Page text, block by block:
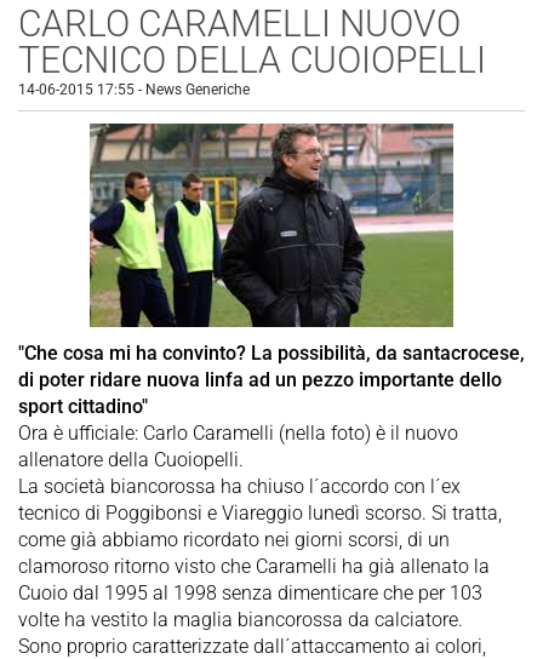
CARLO CARAMELLI NUOVO
TECNICO DELLA CUOIOPELLI
14-06-2015 17:55 - News Generiche
"Che cosa mi ha convinto? La possibilità, da santacrocese,
di poter ridare nuova linfa ad un pezzo importante dello
sport cittadino"
Ora è ufficiale: Carlo Caramelli (nella foto) è il nuovo
allenatore della Cuoiopelli.
La società biancorossa ha chiuso l´accordo con l´ex
tecnico di Poggibonsi e Viareggio lunedì scorso. Si tratta,
come già abbiamo ricordato nei giorni scorsi, di un
clamoroso ritorno visto che Caramelli ha già allenato la
Cuoio dal 1995 al 1998 senza dimenticare che per 103
volte ha vestito la maglia biancorossa da calciatore.
Sono proprio caratterizzate dall´attaccamento ai colori,